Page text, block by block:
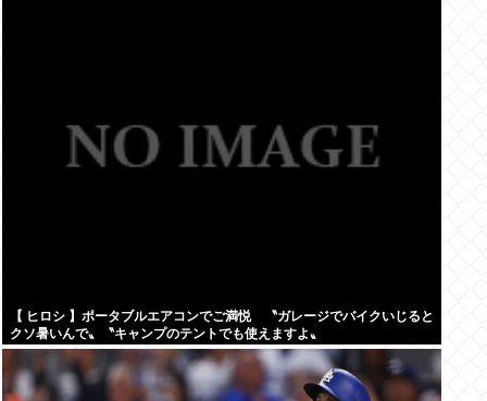
【 ヒロシ 】ポータブルエアコンでご満悦 〝ガレージでバイクいじると
クソ暑いんで〟〝キャンプのテントでも使えますよ〟